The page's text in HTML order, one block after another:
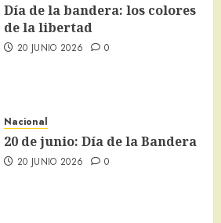
Día de la bandera: los colores
de la libertad
20 JUNIO 2026 0
Nacional
20 de junio: Día de la Bandera
20 JUNIO 2026 0